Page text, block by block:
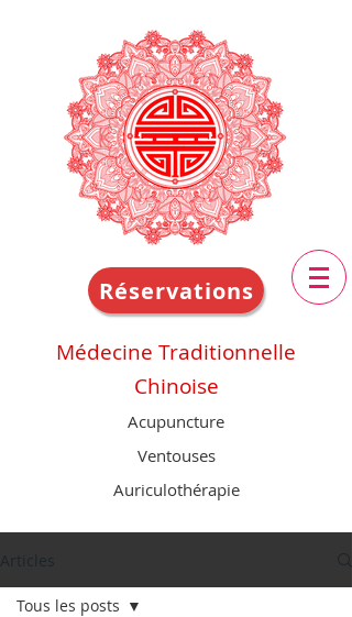
Réservations
Médecine Traditionnelle
Chinoise
Acupuncture
Ventouses
Auriculothérapie
Articles
Tous les posts